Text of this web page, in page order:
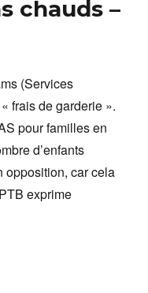
chauds –
(Services
frais de garderie ».
pour familles en
d’enfants
opposition, car cela
exprime